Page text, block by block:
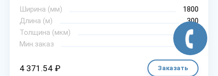
Ширина (мм)
1800
Длина (м)
300
Толщина (мкм)
100
Мин.заказ
4 371.54 ₽ Заказать